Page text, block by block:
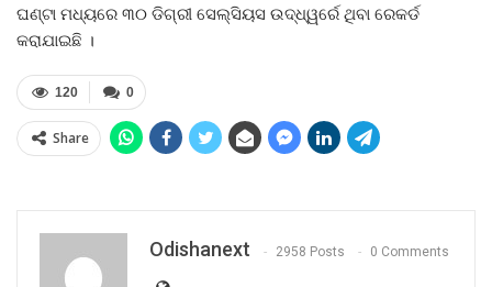
ଘଣ୍ଟା ମଧ୍ୟରେ ୩୦ ଡିଗ୍ରୀ ସେଲ୍‍ସିୟସ ଉଦ୍ଧ୍ୱର୍ରେ ଥିବା ରେକର୍ଡ
କରାଯାଇଛି ।
0
120
Share
Odishanext 2958 Posts 0 Comments